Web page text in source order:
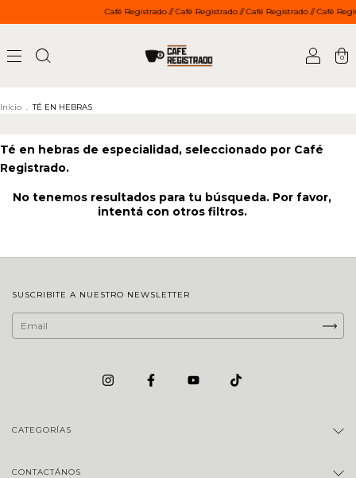
Café Registrado // Café Registrado // Café Registrado // Café
0
Inicio . TÉ EN HEBRAS
Té en hebras de especialidad, seleccionado por Café
Registrado.
No tenemos resultados para tu búsqueda. Por favor,
intentá con otros filtros.
SUSCRIBITE A NUESTRO NEWSLETTER
CATEGORÍAS
CONTACTÁNOS